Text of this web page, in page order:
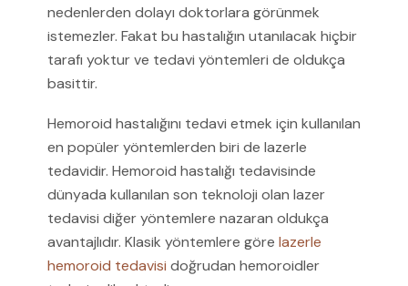
nedenlerden dolayı doktorlara görünmek
istemezler. Fakat bu hastalığın utanılacak hiçbir
tarafı yoktur ve tedavi yöntemleri de oldukça
basittir.
Hemoroid hastalığını tedavi etmek için kullanılan
en popüler yöntemlerden biri de lazerle
tedavidir. Hemoroid hastalığı tedavisinde
dünyada kullanılan son teknoloji olan lazer
tedavisi diğer yöntemlere nazaran oldukça
avantajlıdır. Klasik yöntemlere göre lazerle
hemoroid tedavisi doğrudan hemoroidler